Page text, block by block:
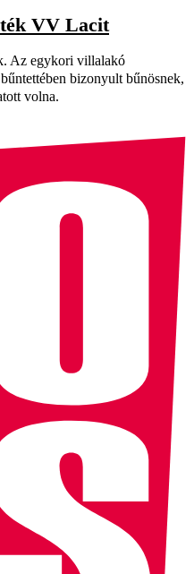
VV Lacit
Az egykori villalakó
bizonyult bűnösnek,
volna.